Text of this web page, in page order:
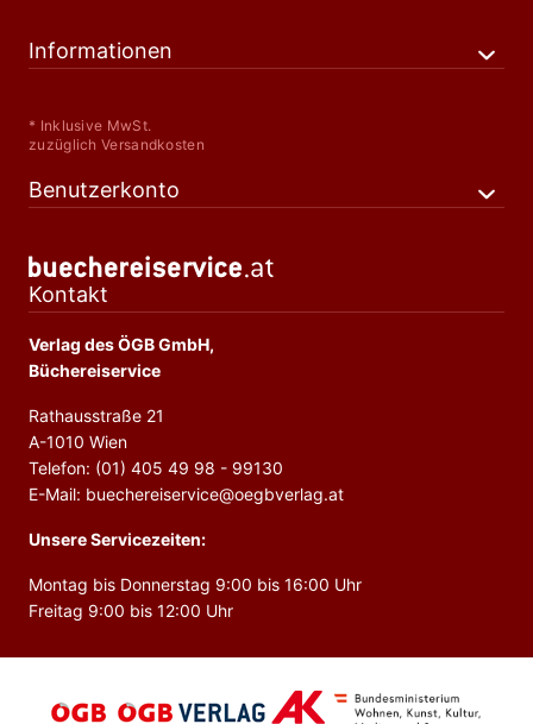
Informationen
* Inklusive MwSt.
zuzüglich Versandkosten
Benutzerkonto
Kontakt
Verlag des ÖGB GmbH,
Büchereiservice
Rathausstraße 21
A-1010 Wien
Telefon: (01) 405 49 98 - 99130
E-Mail: buechereiservice@oegbverlag.at
Unsere Servicezeiten:
Montag bis Donnerstag 9:00 bis 16:00 Uhr
Freitag 9:00 bis 12:00 Uhr